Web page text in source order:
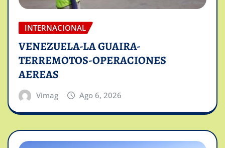
INTERNACIONAL
VENEZUELA-LA GUAIRA-
TERREMOTOS-OPERACIONES
AEREAS
Vimag Ago 6, 2026